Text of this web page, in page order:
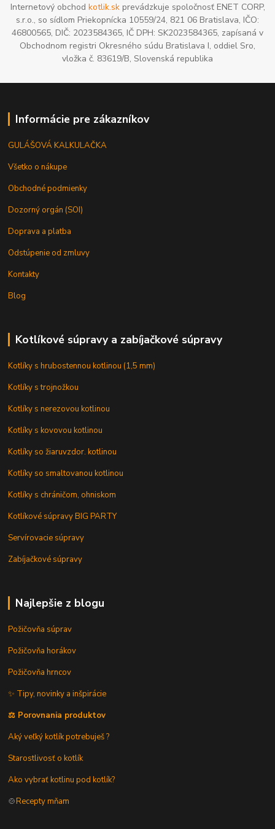
Internetový obchod kotlik.skprevádzkuje spoločnosť ENET CORP,
s.r.o., so sídlom Priekopnícka 10559/24, 821 06 Bratislava, IČO:
46800565, DIČ: 2023584365, IČ DPH: SK2023584365, zapísaná v
Obchodnom registri Okresného súdu Bratislava I, oddiel Sro,
vložka č. 83619/B, Slovenská republika
Informácie pre zákazníkov
GULÁŠOVÁ KALKULAČKA
Všetko o nákupe
Obchodné podmienky
Dozorný orgán (SOI)
Doprava a platba
Odstúpenie od zmluvy
Kontakty
Blog
Kotlíkové súpravy a zabíjačkové súpravy
Kotlíky s hrubostennou kotlinou (1,5 mm)
Kotlíky s trojnožkou
Kotlíky s nerezovou kotlinou
Kotlíky s kovovou kotlinou
Kotlíky so žiaruvzdor. kotlinou
Kotlíky so smaltovanou kotlinou
Kotlíky s chráničom, ohniskom
Kotlíkové súpravy BIG PARTY
Servírovacie súpravy
Zabíjačkové súpravy
Najlepšie z blogu
Požičovňa súprav
Požičovňa horákov
Požičovňa hrncov
✨ Tipy, novinky a inšpirácie
⚖️ Porovnania produktov
Aký veľký kotlík potrebuješ ?
Starostlivosť o kotlík
Ako vybrať kotlinu pod kotlík?
🍲Recepty mňam